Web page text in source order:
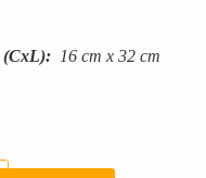
(CxL): 16 cm x 32 cm